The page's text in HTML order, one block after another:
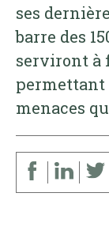
ses
barre des
serviront à
permettant
menaces